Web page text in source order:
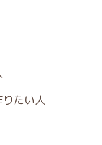
たい人